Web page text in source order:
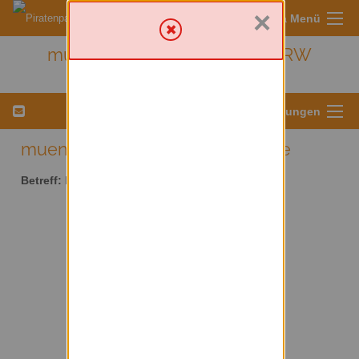
Sympa Menü
muenster - Kreis Münster/ NRW
Menü für Listeneinstellungen
muenster AT lists.piratenpartei.de
Betreff:
×